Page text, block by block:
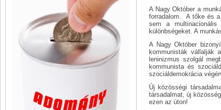
A Nagy Október a
forradalom. A tőke és
sem a
különbségeket. A
A Nagy Október
kommunisták vállalják
leninizmus szolgál
kommunista és
szociáldemokrácia
Új közösségi
társadalmat, új
ezen az úton!